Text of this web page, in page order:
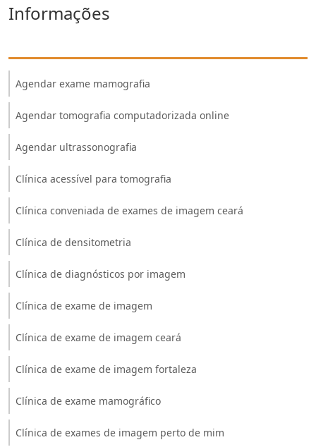
Informações
Agendar exame mamografia
Agendar tomografia computadorizada online
Agendar ultrassonografia
Clínica acessível para tomografia
Clínica conveniada de exames de imagem ceará
Clínica de densitometria
Clínica de diagnósticos por imagem
Clínica de exame de imagem
Clínica de exame de imagem ceará
Clínica de exame de imagem fortaleza
Clínica de exame mamográfico
Clínica de exames de imagem perto de mim